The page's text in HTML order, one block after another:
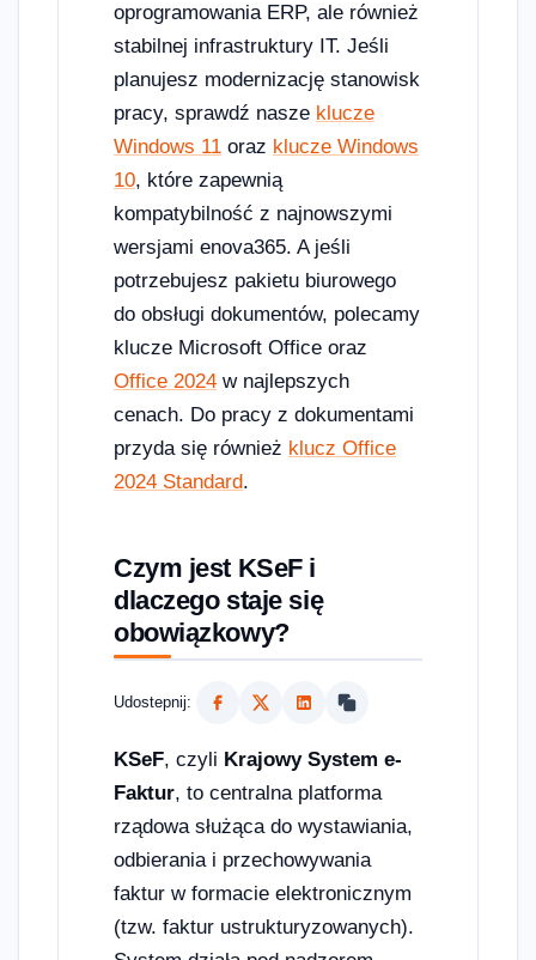
oprogramowania ERP, ale również
stabilnej infrastruktury IT. Jeśli
planujesz modernizację stanowisk
pracy, sprawdź nasze klucze
Windows 11 oraz klucze Windows
10, które zapewnią
kompatybilność z najnowszymi
wersjami enova365. A jeśli
potrzebujesz pakietu biurowego
do obsługi dokumentów, polecamy
klucze Microsoft Office oraz
Office 2024 w najlepszych
cenach. Do pracy z dokumentami
przyda się również klucz Office
2024 Standard.
Czym jest KSeF i
dlaczego staje się
obowiązkowy?
Udostepnij:
KSeF, czyli Krajowy System e-
Faktur, to centralna platforma
rządowa służąca do wystawiania,
odbierania i przechowywania
faktur w formacie elektronicznym
(tzw. faktur ustrukturyzowanych).